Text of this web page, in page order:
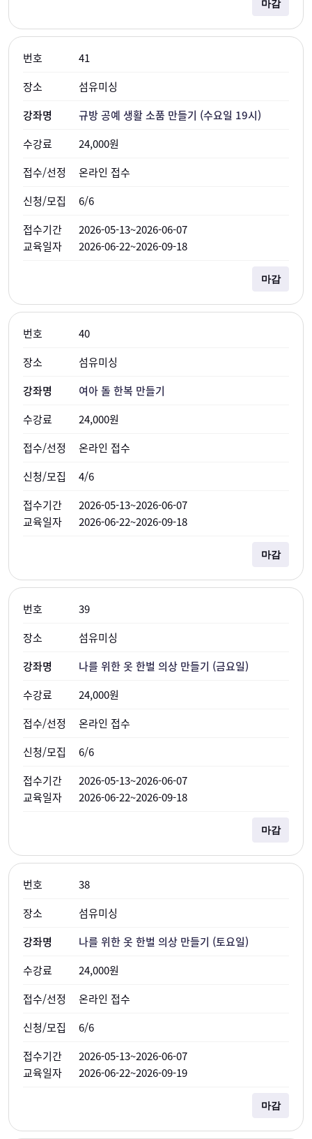
마감
41
섬유미싱
규방 공예 생활 소품 만들기 (수요일 19시)
24,000원
온라인 접수
6/6
2026-05-13~2026-06-07
2026-06-22~2026-09-18
마감
40
섬유미싱
여아 돌 한복 만들기
24,000원
온라인 접수
4/6
2026-05-13~2026-06-07
2026-06-22~2026-09-18
마감
39
섬유미싱
나를 위한 옷 한벌 의상 만들기 (금요일)
24,000원
온라인 접수
6/6
2026-05-13~2026-06-07
2026-06-22~2026-09-18
마감
38
섬유미싱
나를 위한 옷 한벌 의상 만들기 (토요일)
24,000원
온라인 접수
6/6
2026-05-13~2026-06-07
2026-06-22~2026-09-19
마감